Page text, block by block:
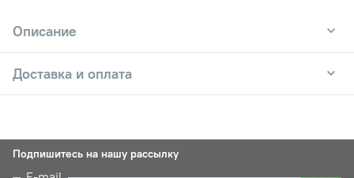
Описание
Доставка и оплата
Подпишитесь на нашу рассылку